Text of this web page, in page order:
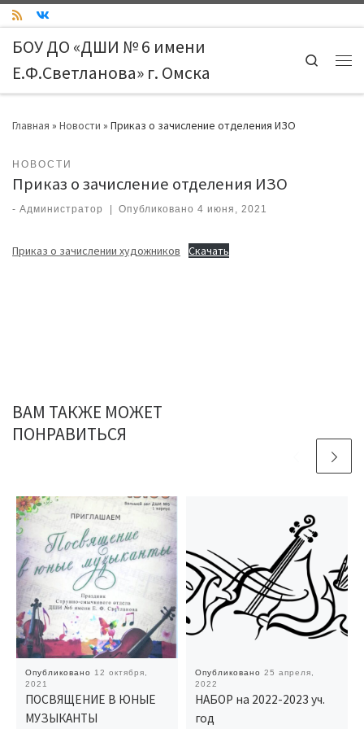
Skip to content
БОУ ДО «ДШИ № 6 имени
Е.Ф.Светланова» г. Омска
Search
Главная » Новости » Приказ о зачисление отделения ИЗО
НОВОСТИ
Приказ о зачисление отделения ИЗО
- Администратор | Опубликовано4 июня, 2021
Приказ о зачислении художников Скачать
ВАМ ТАКЖЕ МОЖЕТ
ПОНРАВИТЬСЯ
Опубликовано 12 октября,
2021
ПОСВЯЩЕНИЕ В ЮНЫЕ
МУЗЫКАНТЫ
Опубликовано25 апреля,
2022
НАБОР на 2022-2023 уч.
год